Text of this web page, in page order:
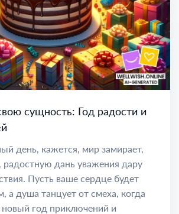
сущность: Год радости и
день, кажется, мир замирает,
радостную дань уважения дару
Пусть ваше сердце будет
а душа танцует от смеха, когда
новый год приключений и